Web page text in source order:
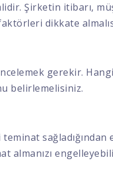
Şirketin itibarı,
dikkate
gerekir. Hangi
belirlemelisiniz.
sağladığından
almanızı